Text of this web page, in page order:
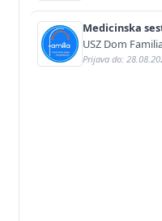
Medicinska
USZ Dom
Prijava do: